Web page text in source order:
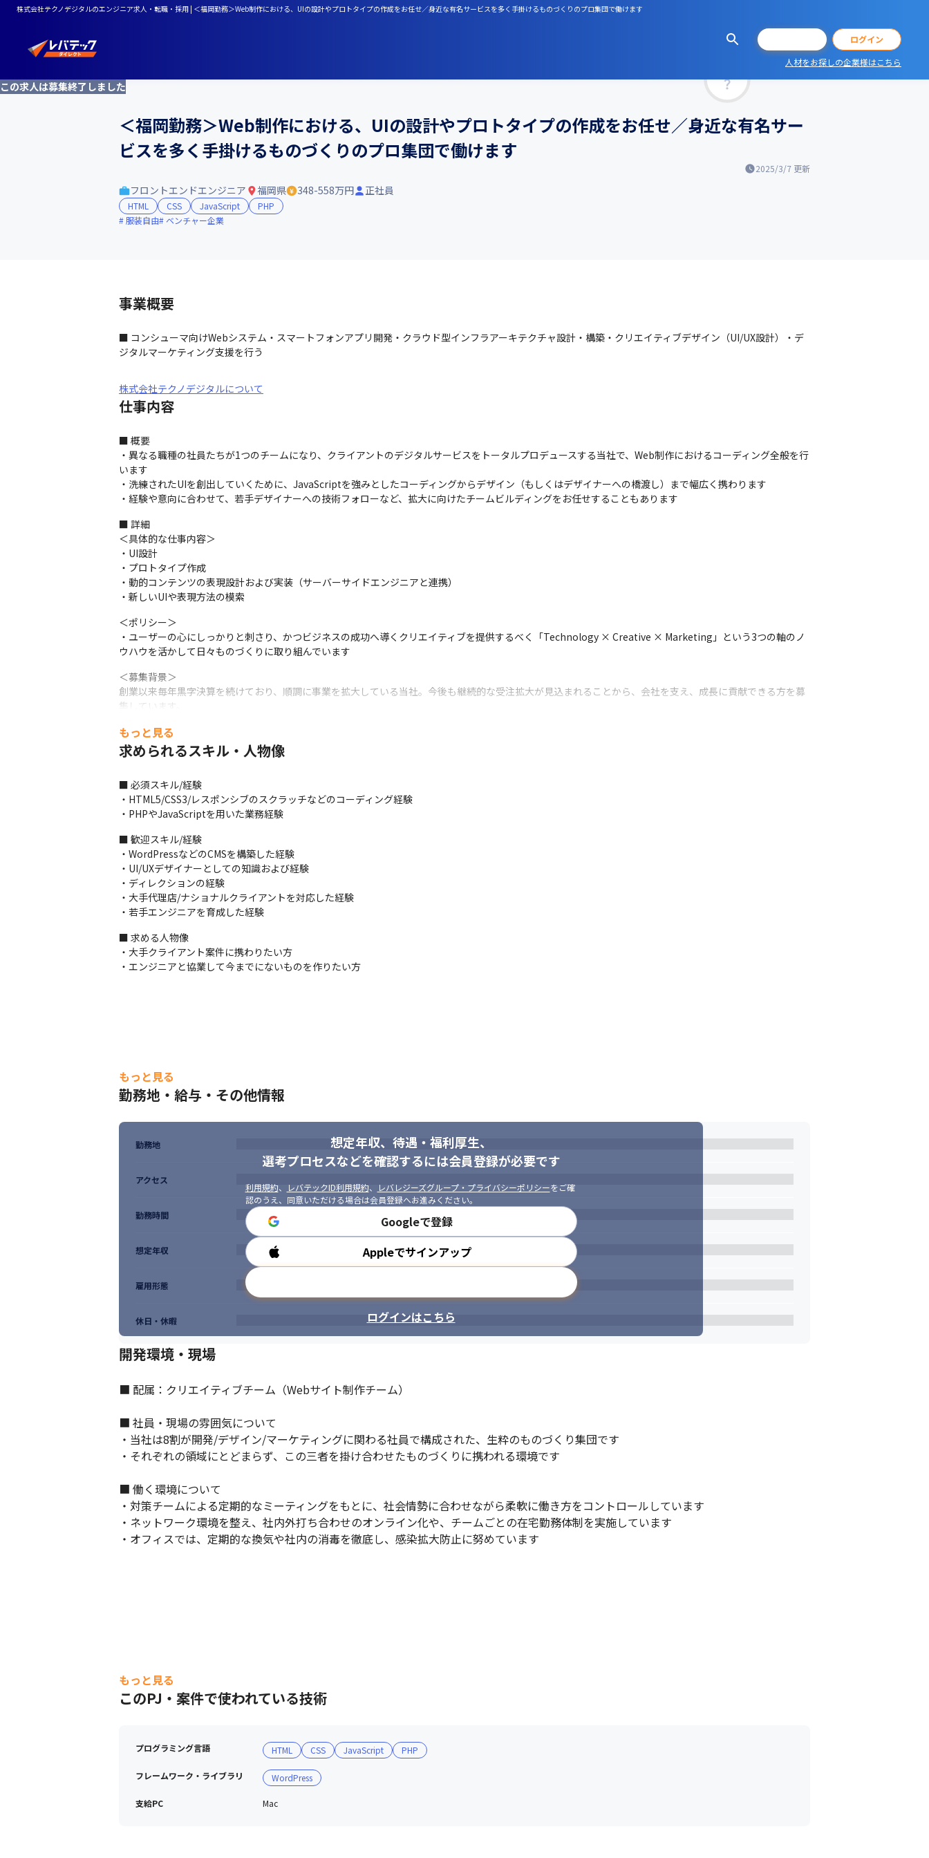
株式会社テクノデジタルのエンジニア求人・転職・採用 | ＜福岡勤務＞Web制作における、UIの設計やプロトタイプの作成をお任せ／身近な有名サービスを多く手掛けるものづくりのプロ集団で働けます
ログイン
人材をお探しの企業様はこちら
この求人は募集終了しました
＜福岡勤務＞Web制作における、UIの設計やプロトタイプの作成をお任せ／身近な有名サー
ビスを多く手掛けるものづくりのプロ集団で働けます
2025/3/7 更新
フロントエンドエンジニア 福岡県 348-558万円 正社員
HTML CSS JavaScript
PHP
服装自由
ベンチャー企業
事業概要
■ コンシューマ向けWebシステム・スマートフォンアプリ開発・クラウド型インフラアーキテクチャ設計・構築・クリエイティブデザイン（UI/UX設計）・デ
ジタルマーケティング支援を行う
株式会社テクノデジタルについて
仕事内容
■ 概要
・異なる職種の社員たちが1つのチームになり、クライアントのデジタルサービスをトータルプロデュースする当社で、Web制作におけるコーディング全般を行
います
・洗練されたUIを創出していくために、JavaScriptを強みとしたコーディングからデザイン（もしくはデザイナーへの橋渡し）まで幅広く携わります
・経験や意向に合わせて、若手デザイナーへの技術フォローなど、拡大に向けたチームビルディングをお任せすることもあります
■ 詳細
＜具体的な仕事内容＞
・UI設計
・プロトタイプ作成
・動的コンテンツの表現設計および実装（サーバーサイドエンジニアと連携）
・新しいUIや表現方法の模索
＜ポリシー＞
・ユーザーの心にしっかりと刺さり、かつビジネスの成功へ導くクリエイティブを提供するべく「Technology × Creative × Marketing」という3つの軸のノ
ウハウを活かして日々ものづくりに取り組んでいます
＜募集背景＞
創業以来毎年黒字決算を続けており、順調に事業を拡大している当社。今後も継続的な受注拡大が見込まれることから、会社を支え、成長に貢献できる方を募
集しています。
■ この仕事の面白み、魅力
・業種/職種にはとらわれず、大手企業を中心にさまざまなジャンルのサービスを手掛けているため、プロジェクトごとに新しいスキルや知見を得ることができ
ます
できないようなものづくりに携われます
もっと見る
求められるスキル・人物像
■ 必須スキル/経験
・HTML5/CSS3/レスポンシブのスクラッチなどのコーディング経験
・PHPやJavaScriptを用いた業務経験
■ 歓迎スキル/経験
・WordPressなどのCMSを構築した経験
・UI/UXデザイナーとしての知識および経験
・ディレクションの経験
・大手代理店/ナショナルクライアントを対応した経験
・若手エンジニアを育成した経験
■ 求める人物像
・大手クライアント案件に携わりたい方
・エンジニアと協業して今までにないものを作りたい方
もっと見る
勤務地・給与・その他情報
想定年収、待遇・福利厚生、
選考プロセスなどを確認するには会員登録が必要です
利用規約、 レバテックID利用規約、 レバレジーズグループ・プライバシーポリシーをご確
認のうえ、同意いただける場合は会員登録へお進みください。
Googleで登録
Appleでサインアップ
ログインはこちら
勤務地
アクセス
勤務時間
想定年収
雇用形態
休日・休暇
開発環境・現場
■ 配属：クリエイティブチーム（Webサイト制作チーム）
■ 社員・現場の雰囲気について
・当社は8割が開発/デザイン/マーケティングに関わる社員で構成された、生粋のものづくり集団です
・それぞれの領域にとどまらず、この三者を掛け合わせたものづくりに携われる環境です
■ 働く環境について
・対策チームによる定期的なミーティングをもとに、社会情勢に合わせながら柔軟に働き方をコントロールしています
・ネットワーク環境を整え、社内外打ち合わせのオンライン化や、チームごとの在宅勤務体制を実施しています
・オフィスでは、定期的な換気や社内の消毒を徹底し、感染拡大防止に努めています
もっと見る
このPJ・案件で使われている技術
プログラミング言語 HTML CSS JavaScript PHP
フレームワーク・ライブラリ WordPress
支給PC Mac